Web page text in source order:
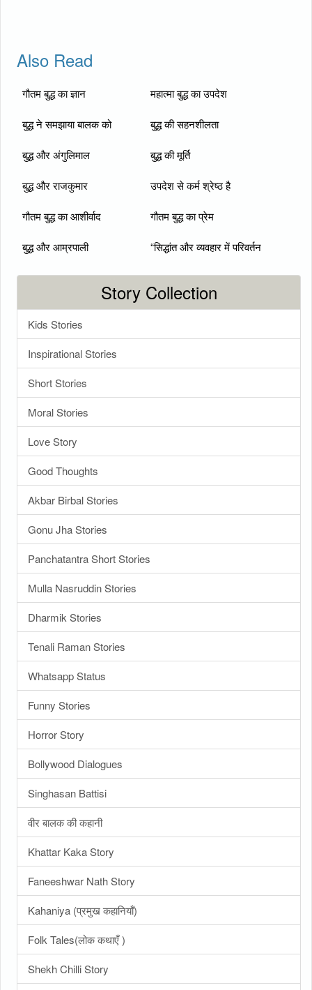
Also Read
गौतम बुद्ध का ज्ञान महात्मा बुद्ध का उपदेश
बुद्ध ने समझाया बालक को बुद्ध की सहनशीलता
बुद्ध और अंगुलिमाल बुद्ध की मूर्ति
बुद्ध और राजकुमार उपदेश से कर्म श्रेष्ठ है
गौतम बुद्ध का आशीर्वाद गौतम बुद्ध का प्रेम
बुद्ध और आम्रपाली “सिद्धांत और व्यवहार में परिवर्तन
Story Collection
Kids Stories
Inspirational Stories
Short Stories
Moral Stories
Love Story
Good Thoughts
Akbar Birbal Stories
Gonu Jha Stories
Panchatantra Short Stories
Mulla Nasruddin Stories
Dharmik Stories
Tenali Raman Stories
Whatsapp Status
Funny Stories
Horror Story
Bollywood Dialogues
Singhasan Battisi
वीर बालक की कहानी
Khattar Kaka Story
Faneeshwar Nath Story
Kahaniya (प्रमुख कहानियाँ)
Folk Tales(लोक कथाएँ )
Shekh Chilli Story